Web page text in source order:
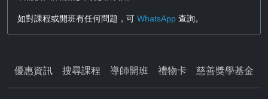
如對課程或開班有任何問題，可 WhatsApp 查詢。
優惠資訊 搜尋課程 導師開班 禮物卡 慈善獎學基金